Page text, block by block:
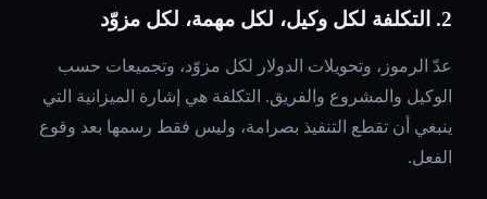
2. التكلفة لكل وكيل، لكل مهمة، لكل مزوّد
عدّ الرموز، وتحويلات الدولار لكل مزوّد، وتجميعات حسب
الوكيل والمشروع والفريق. التكلفة هي إشارة الميزانية التي
ينبغي أن تقطع التنفيذ بصرامة، وليس فقط رسمها بعد وقوع
الفعل.